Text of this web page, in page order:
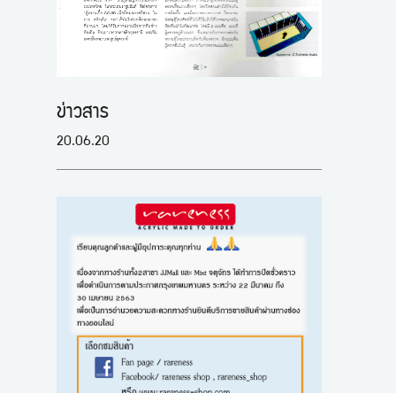
ข่าวสาร
20.06.20